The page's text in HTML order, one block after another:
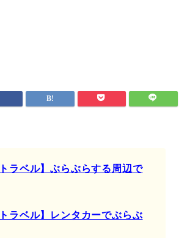
トラベル】ぶらぶらする周辺で
トラベル】レンタカーでぶらぶ